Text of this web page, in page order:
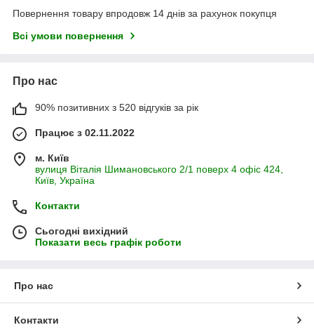
Повернення товару впродовж 14 днів за рахунок покупця
Всі умови повернення
Про нас
90% позитивних з 520 відгуків за рік
Працює з 02.11.2022
м. Київ
вулиця Віталія Шимановського 2/1 поверх 4 офіс 424,
Київ, Україна
Контакти
Сьогодні вихідний
Показати весь графік роботи
Про нас
Контакти